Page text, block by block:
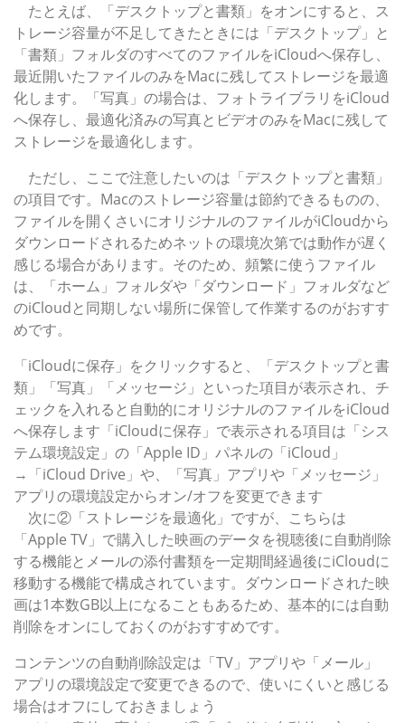
たとえば、「デスクトップと書類」をオンにすると、ス
トレージ容量が不足してきたときには「デスクトップ」と
「書類」フォルダのすべてのファイルをiCloudへ保存し、
最近開いたファイルのみをMacに残してストレージを最適
化します。「写真」の場合は、フォトライブラリをiCloud
へ保存し、最適化済みの写真とビデオのみをMacに残して
ストレージを最適化します。
ただし、ここで注意したいのは「デスクトップと書類」
の項目です。Macのストレージ容量は節約できるものの、
ファイルを開くさいにオリジナルのファイルがiCloudから
ダウンロードされるためネットの環境次第では動作が遅く
感じる場合があります。そのため、頻繁に使うファイル
は、「ホーム」フォルダや「ダウンロード」フォルダなど
のiCloudと同期しない場所に保管して作業するのがおすす
めです。
「iCloudに保存」をクリックすると、「デスクトップと書
類」「写真」「メッセージ」といった項目が表示され、チ
ェックを入れると自動的にオリジナルのファイルをiCloud
へ保存します「iCloudに保存」で表示される項目は「シス
テム環境設定」の「Apple ID」パネルの「iCloud」
→「iCloud Drive」や、「写真」アプリや「メッセージ」
アプリの環境設定からオン/オフを変更できます
次に②「ストレージを最適化」ですが、こちらは
「Apple TV」で購入した映画のデータを視聴後に自動削除
する機能とメールの添付書類を一定期間経過後にiCloudに
移動する機能で構成されています。ダウンロードされた映
画は1本数GB以上になることもあるため、基本的には自動
削除をオンにしておくのがおすすめです。
コンテンツの自動削除設定は「TV」アプリや「メール」
アプリの環境設定で変更できるので、使いにくいと感じる
場合はオフにしておきましょう